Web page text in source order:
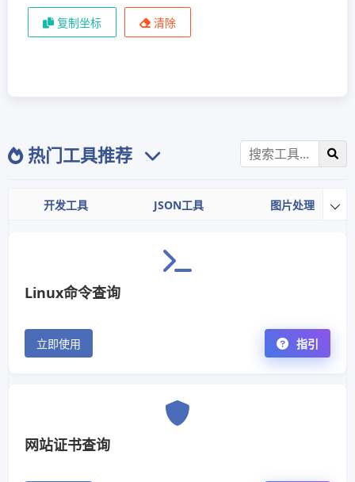
复制坐标 清除
热门工具推荐
开发工具 JSON工具 图片处理 
Linux命令查询
立即使用 指引
网站证书查询